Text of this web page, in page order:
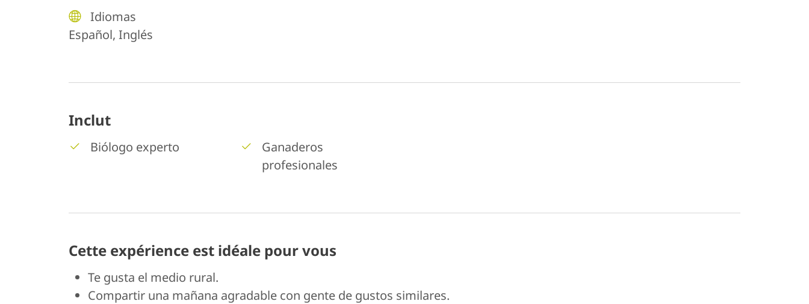
Idiomas
Español, Inglés
Inclut
Biólogo experto
Ganaderos
profesionales
Cette expérience est idéale pour vous
Te gusta el medio rural.
Compartir una mañana agradable con gente de gustos similares.